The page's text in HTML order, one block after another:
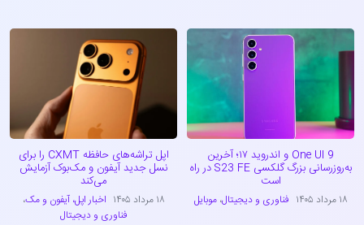
One UI 9 و اندروید ۱۷؛ آخرین
به‌روزرسانی بزرگ گلکسی S23 FE در راه
است
۱۸ مرداد ۱۴۰۵ فناوری و دیجیتال،موبایل
اپل تراشه‌های حافظه CXMT را برای
نسل جدید آیفون و مک‌بوک آزمایش
می‌کند
۱۸ مرداد ۱۴۰۵ اخبار اپل، آیفون و مک،
فناوری و دیجیتال